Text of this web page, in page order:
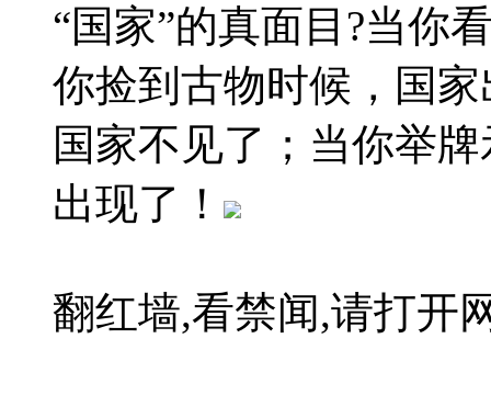
“国家”的真面目?当你
你捡到古物时候，国
国家不见了；当你举
出现了！
翻红墙,看禁闻,请打开